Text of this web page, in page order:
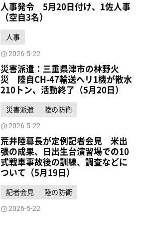
人事発令 5月20日付け、1佐人事
（空自3名）
人事
2026-5-22
災害派遣：三重県津市の林野火
災 陸自CH-47輸送ヘリ1機が散水
210トン、活動終了（5月20日）
災害派遣 陸の防衛
2026-5-22
荒井陸幕長が定例記者会見 米出
張の成果、日出生台演習場での10
式戦車事故後の訓練、調査などに
ついて（5月19日）
記者会見 陸の防衛
2026-5-22